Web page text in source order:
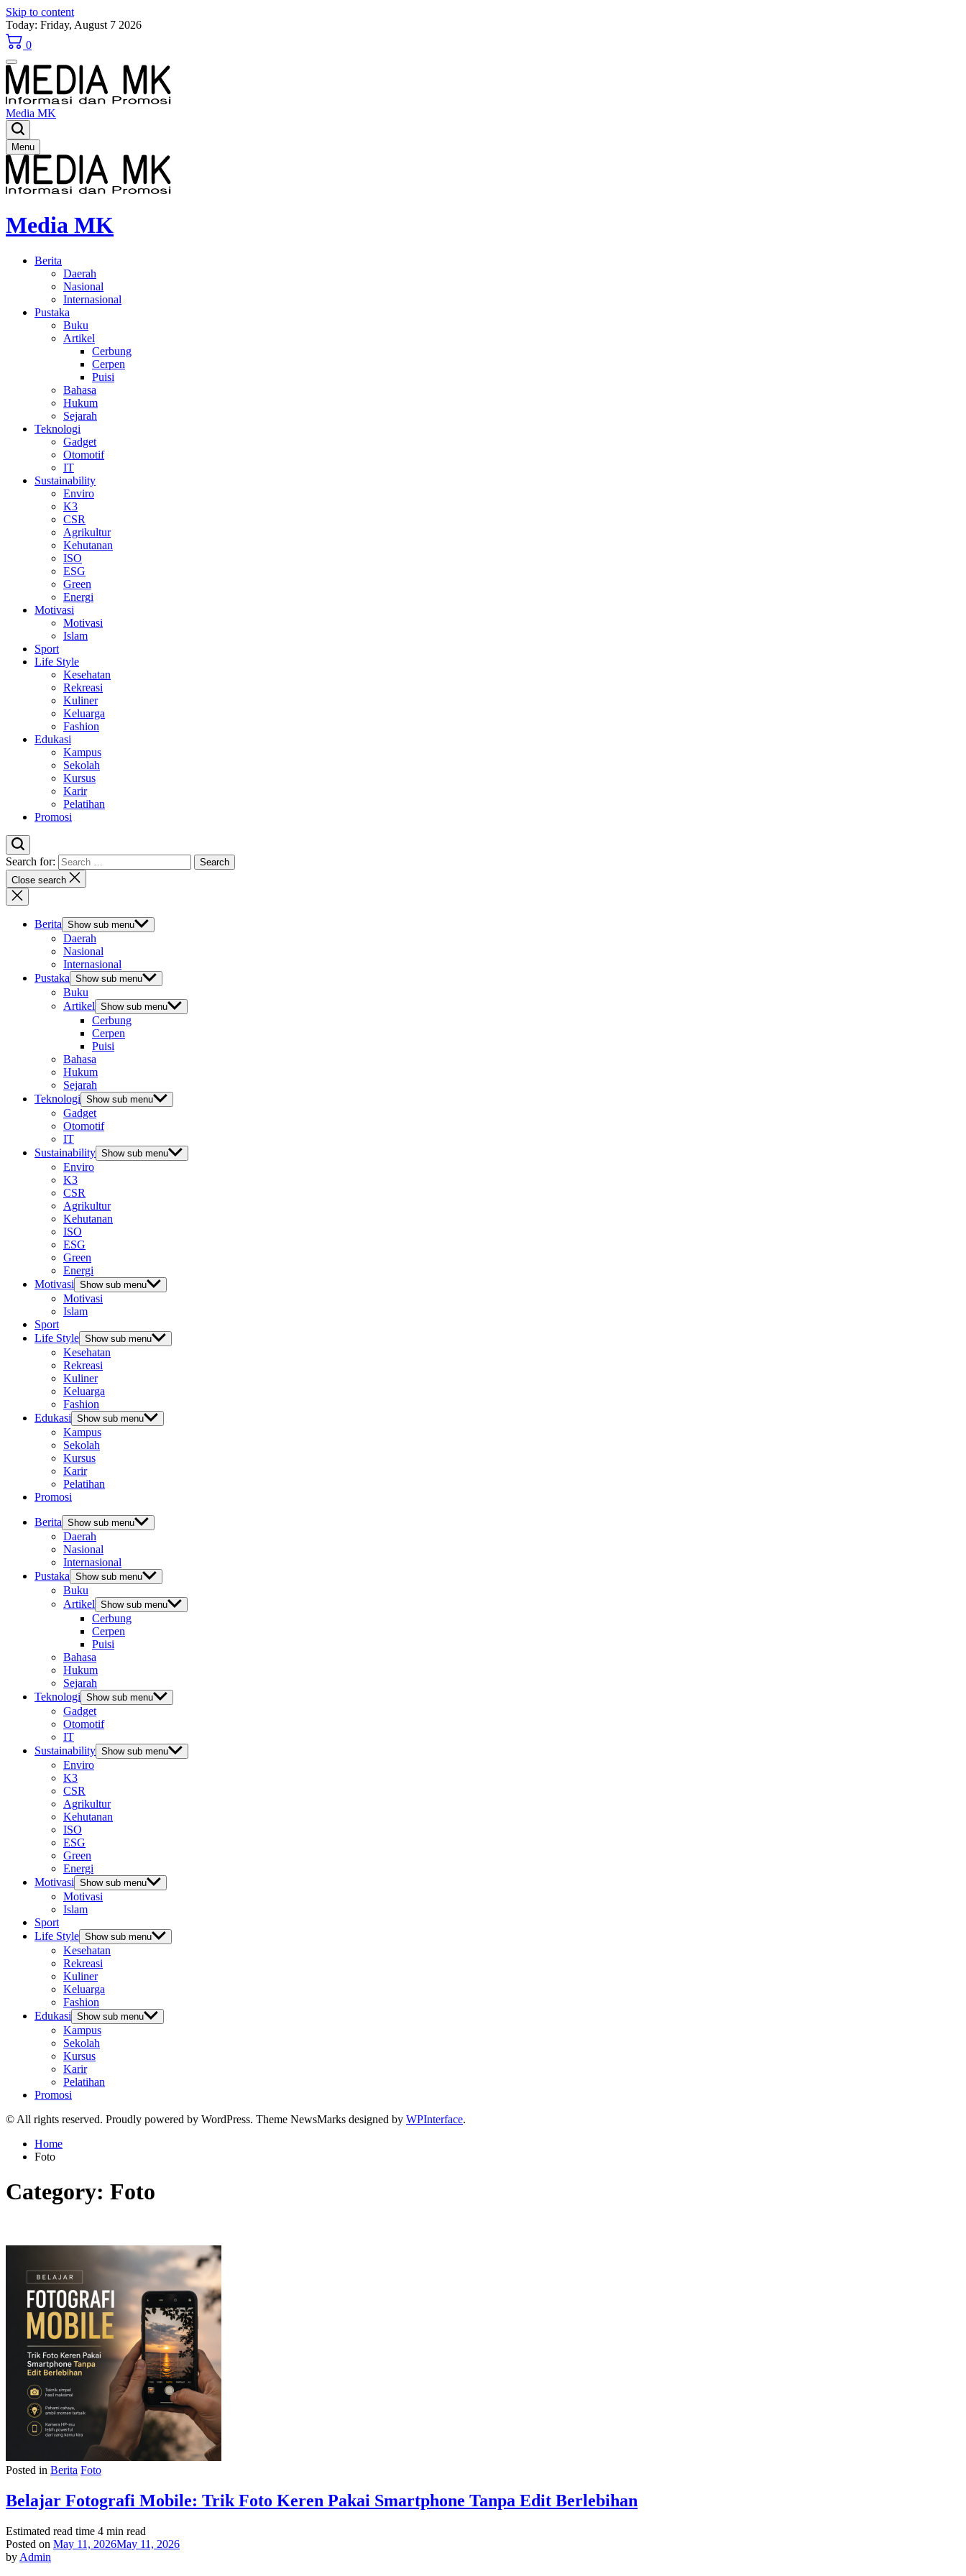
Skip to content
Today: Friday, August 7 2026
0
Media MK
Menu
Media MK
Berita
Daerah
Nasional
Internasional
Pustaka
Buku
Artikel
Cerbung
Cerpen
Puisi
Bahasa
Hukum
Sejarah
Teknologi
Gadget
Otomotif
IT
Sustainability
Enviro
K3
CSR
Agrikultur
Kehutanan
ISO
ESG
Green
Energi
Motivasi
Motivasi
Islam
Sport
Life Style
Kesehatan
Rekreasi
Kuliner
Keluarga
Fashion
Edukasi
Kampus
Sekolah
Kursus
Karir
Pelatihan
Promosi
Search for:
Close search
Berita Show sub menu
Daerah
Nasional
Internasional
Pustaka Show sub menu
Buku
Artikel Show sub menu
Cerbung
Cerpen
Puisi
Bahasa
Hukum
Sejarah
Teknologi Show sub menu
Gadget
Otomotif
IT
Sustainability Show sub menu
Enviro
K3
CSR
Agrikultur
Kehutanan
ISO
ESG
Green
Energi
Motivasi Show sub menu
Motivasi
Islam
Sport
Life Style Show sub menu
Kesehatan
Rekreasi
Kuliner
Keluarga
Fashion
Edukasi Show sub menu
Kampus
Sekolah
Kursus
Karir
Pelatihan
Promosi
Berita Show sub menu
Daerah
Nasional
Internasional
Pustaka Show sub menu
Buku
Artikel Show sub menu
Cerbung
Cerpen
Puisi
Bahasa
Hukum
Sejarah
Teknologi Show sub menu
Gadget
Otomotif
IT
Sustainability Show sub menu
Enviro
K3
CSR
Agrikultur
Kehutanan
ISO
ESG
Green
Energi
Motivasi Show sub menu
Motivasi
Islam
Sport
Life Style Show sub menu
Kesehatan
Rekreasi
Kuliner
Keluarga
Fashion
Edukasi Show sub menu
Kampus
Sekolah
Kursus
Karir
Pelatihan
Promosi
© All rights reserved. Proudly powered by WordPress. Theme NewsMarks designed by WPInterface.
Home
Foto
Category: Foto
Posted in Berita Foto
Belajar Fotografi Mobile: Trik Foto Keren Pakai Smartphone Tanpa Edit Berlebihan
Estimated read time 4 min read
Posted on May 11, 2026May 11, 2026
by Admin